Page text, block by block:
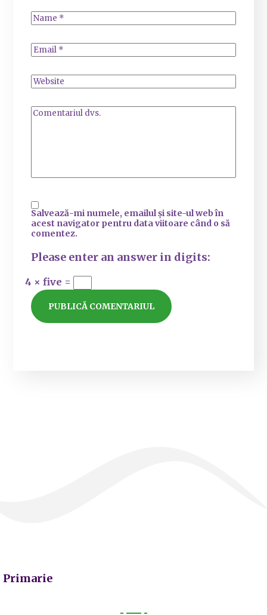
Salvează-mi numele, emailul și site-ul web în
acest navigator pentru data viitoare când o să
comentez.
Please enter an answer in digits:
4 × five =
Primarie